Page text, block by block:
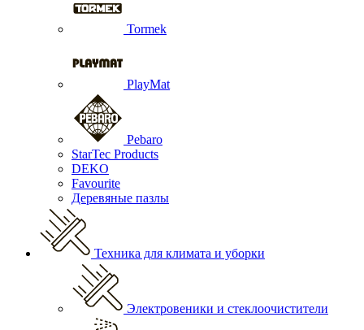
Tormek
PlayMat
Pebaro
StarTec Products
DEKO
Favourite
Деревяные пазлы
Техника для климата и уборки
Электровеники и стеклоочистители